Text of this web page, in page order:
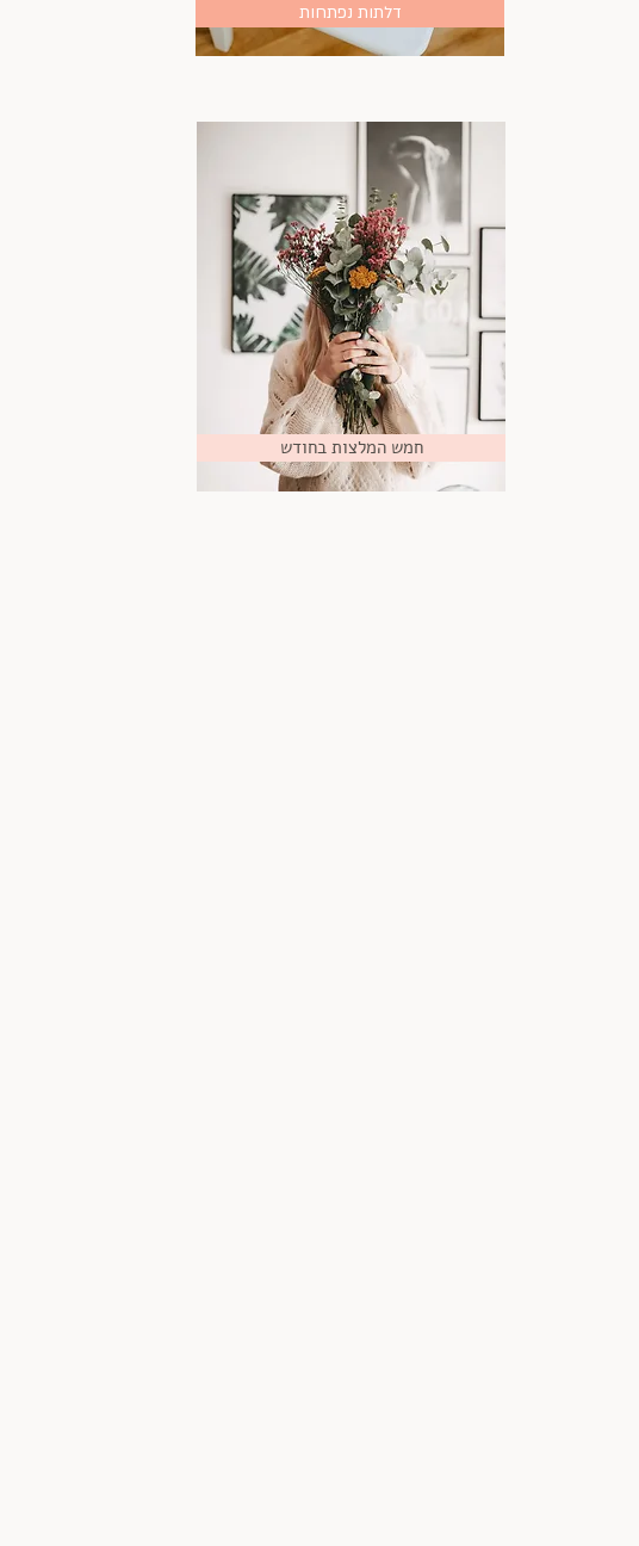
דלתות נפתחות
חמש המלצות בחודש